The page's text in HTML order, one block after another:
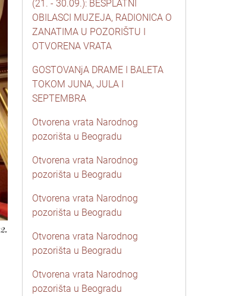
(21. - 30.09.): BESPLATNI
OBILASCI MUZEJA, RADIONICA O
ZANATIMA U POZORIŠTU I
OTVORENA VRATA
GOSTOVANjA DRAME I BALETA
TOKOM JUNA, JULA I
SEPTEMBRA
Otvorena vrata Narodnog
pozorišta u Beogradu
Otvorena vrata Narodnog
pozorišta u Beogradu
Otvorena vrata Narodnog
pozorišta u Beogradu
Otvorena vrata Narodnog
pozorišta u Beogradu
Otvorena vrata Narodnog
pozorišta u Beogradu